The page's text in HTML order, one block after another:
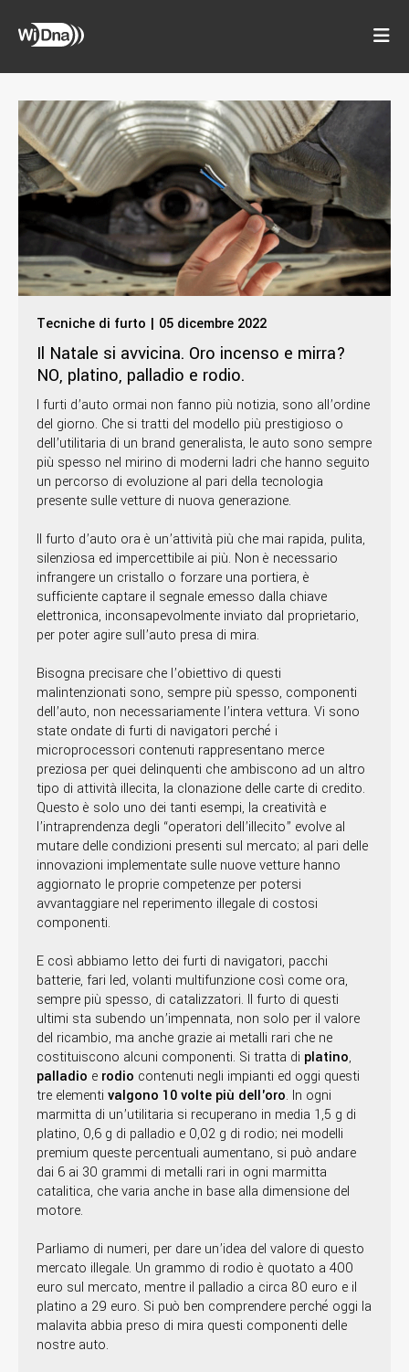
Tecniche di furto | 05 dicembre 2022
Il Natale si avvicina. Oro incenso e mirra?
NO, platino, palladio e rodio.
I furti d’auto ormai non fanno più notizia, sono all’ordine
del giorno. Che si tratti del modello più prestigioso o
dell’utilitaria di un brand generalista, le auto sono sempre
più spesso nel mirino di moderni ladri che hanno seguito
un percorso di evoluzione al pari della tecnologia
presente sulle vetture di nuova generazione.
Il furto d’auto ora è un’attività più che mai rapida, pulita,
silenziosa ed impercettibile ai più. Non è necessario
infrangere un cristallo o forzare una portiera, è
sufficiente captare il segnale emesso dalla chiave
elettronica, inconsapevolmente inviato dal proprietario,
per poter agire sull’auto presa di mira.
Bisogna precisare che l’obiettivo di questi
malintenzionati sono, sempre più spesso, componenti
dell’auto, non necessariamente l’intera vettura. Vi sono
state ondate di furti di navigatori perché i
microprocessori contenuti rappresentano merce
preziosa per quei delinquenti che ambiscono ad un altro
tipo di attività illecita, la clonazione delle carte di credito.
Questo è solo uno dei tanti esempi, la creatività e
l’intraprendenza degli “operatori dell’illecito” evolve al
mutare delle condizioni presenti sul mercato; al pari delle
innovazioni implementate sulle nuove vetture hanno
aggiornato le proprie competenze per potersi
avvantaggiare nel reperimento illegale di costosi
componenti.
E così abbiamo letto dei furti di navigatori, pacchi
batterie, fari led, volanti multifunzione così come ora,
sempre più spesso, di catalizzatori. Il furto di questi
ultimi sta subendo un’impennata, non solo per il valore
del ricambio, ma anche grazie ai metalli rari che ne
costituiscono alcuni componenti. Si tratta di platino,
palladio e rodio contenuti negli impianti ed oggi questi
tre elementi valgono 10 volte più dell'oro. In ogni
marmitta di un’utilitaria si recuperano in media 1,5 g di
platino, 0,6 g di palladio e 0,02 g di rodio; nei modelli
premium queste percentuali aumentano, si può andare
dai 6 ai 30 grammi di metalli rari in ogni marmitta
catalitica, che varia anche in base alla dimensione del
motore.
Parliamo di numeri, per dare un’idea del valore di questo
mercato illegale. Un grammo di rodio è quotato a 400
euro sul mercato, mentre il palladio a circa 80 euro e il
platino a 29 euro. Si può ben comprendere perché oggi la
malavita abbia preso di mira questi componenti delle
nostre auto.